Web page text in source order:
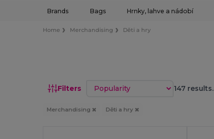
Brands Bags Hrnky, lahve a nádobí
Home Merchandising Děti a hry
Filters Sort by 147 results.
Merchandising Děti a hry